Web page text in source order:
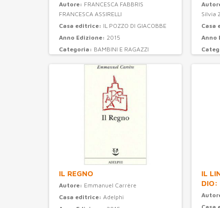
Autore: FRANCESCA FABBRIS
FRANCESCA ASSIRELLI
Casa editrice: IL POZZO DI GIACOBBE
Anno Edizione: 2015
Categoria: BAMBINI E RAGAZZI
Silvia
Casa
Anno
IL REGNO
Autore: Emmanuel Carrère
Casa editrice: Adelphi
IL
DIO: